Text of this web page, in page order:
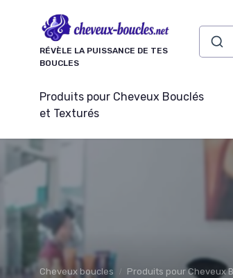
RÉVÈLE LA PUISSANCE DE TES
BOUCLES
Produits pour Cheveux Bouclés
et Texturés
Cheveux boucles Produits pour Cheveux